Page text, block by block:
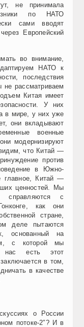
не принимала
по НАТО
сами вводят
Европейский
во внимание,
НАТО к
последствия
рассматриваем
Китая имеет
У них
в мире, у них уже
они вкладывают
военные
модернизируют
что Китай —
против
в Южно-
главное, Китай —
ценностей. Мы
с
как они
стране,
деле пытаются
основанный на
с которой мы
нас есть этот
в том,
в качестве
о России
потоке-2″? И в